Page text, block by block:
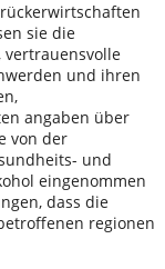
sie die
vertrauensvolle
und ihren
angaben über
von der
und
eingenommen
dass die
regionen